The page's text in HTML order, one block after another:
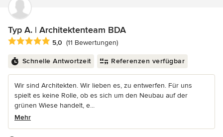
Typ A. | Architektenteam BDA
Durchschnittliche Bewertung: 5 von 5 Sternen
5,0 (11 Bewertungen)
Schnelle Antwortzeit Referenzen verfügbar
Wir sind Architekten. Wir lieben es, zu entwerfen. Für uns
spielt es keine Rolle, ob es sich um den Neubau auf der
grünen Wiese handelt, e...
Mehr